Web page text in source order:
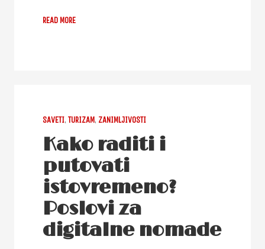
READ MORE
SAVETI, TURIZAM, ZANIMLJIVOSTI
Kako raditi i
putovati
istovremeno?
Poslovi za
digitalne nomade